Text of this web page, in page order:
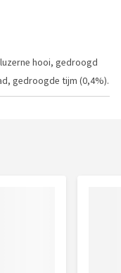
hooi, gedroogd
gedroogde tijm (0,4%).